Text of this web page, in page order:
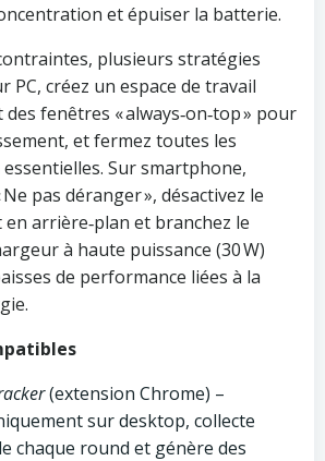
et épuiser la batterie.
plusieurs stratégies
PC, créez un espace de travail
fenêtres « always‑on‑top » pour
et fermez toutes les
Sur smartphone,
pas déranger », désactivez le
arrière‑plan et branchez le
à haute puissance (30 W)
de performance liées à la
(extension Chrome) –
sur desktop, collecte
chaque round et génère des